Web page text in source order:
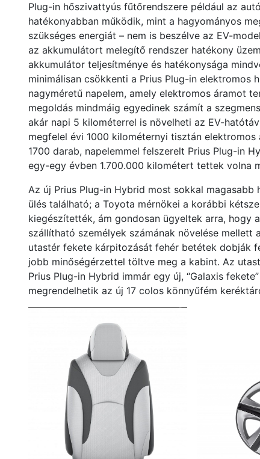
Plug-in hőszivattyús fűtőrendszere például az
hatékonyabban működik, mint a hagyományos
szükséges energiát – nem is beszélve az EV-
az akkumulátort melegítő rendszer hatékony
akkumulátor teljesítménye és hatékonysága
minimálisan csökkenti a Prius Plug-in
nagyméretű napelem, amely elektromos áramot
megoldás mindmáig egyedinek számít a
akár napi 5 kilométerrel is növelheti az EV-
megfelel évi 1000 kilométernyi tisztán
1700 darab, napelemmel felszerelt Prius Plug-in
egy-egy évben 1.700.000 kilométert tettek volna
Az új Prius Plug-in Hybrid most sokkal
ülés található; a Toyota mérnökei a korábbi
kiegészítették, ám gondosan ügyeltek arra, hogy
szállítható személyek számának növelése
utastér fekete kárpitozását fehér betétek dobják
jobb minőségérzettel töltve meg a kabint. Az
Prius Plug-in Hybrid immár egy új, “Galaxis
megrendelhetik az új 17 colos könnyűfém